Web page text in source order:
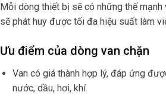
Mỗi dòng thiết bị sẽ có những thế
sẽ phát huy được tối đa hiệu suất làm
Ưu điểm của dòng van chặn
Van có giá thành hợp lý, đáp ứng
nước, dầu, hơi, khí.